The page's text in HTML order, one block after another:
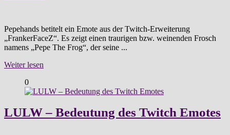
Pepehands betitelt ein Emote aus der Twitch-Erweiterung
„FrankerFaceZ“. Es zeigt einen traurigen bzw. weinenden Frosch
namens „Pepe The Frog“, der seine ...
Weiter lesen
0
LULW – Bedeutung des Twitch Emotes